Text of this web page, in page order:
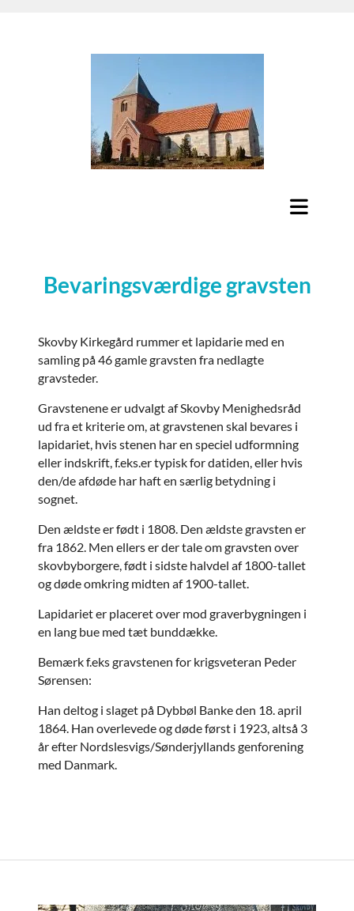
Bevaringsværdige gravsten
Skovby Kirkegård rummer et lapidarie med en
samling på 46 gamle gravsten fra nedlagte
gravsteder.
Gravstenene er udvalgt af Skovby Menighedsråd
ud fra et kriterie om, at gravstenen skal bevares i
lapidariet, hvis stenen har en speciel udformning
eller indskrift, f.eks.er typisk for datiden, eller hvis
den/de afdøde har haft en særlig betydning i
sognet.
Den ældste er født i 1808. Den ældste gravsten er
fra 1862. Men ellers er der tale om gravsten over
skovbyborgere, født i sidste halvdel af 1800-tallet
og døde omkring midten af 1900-tallet.
Lapidariet er placeret over mod graverbygningen i
en lang bue med tæt bunddække.
Bemærk f.eks gravstenen for krigsveteran Peder
Sørensen:
Han deltog i slaget på Dybbøl Banke den 18. april
1864. Han overlevede og døde først i 1923, altså 3
år efter Nordslesvigs/Sønderjyllands genforening
med Danmark.